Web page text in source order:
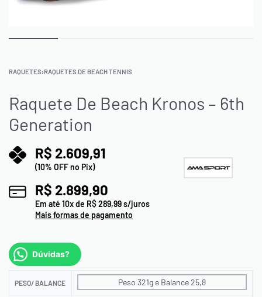
RAQUETES›RAQUETES DE BEACH TENNIS
Raquete De Beach Kronos – 6th
Generation
R$ 2.609,91
(10% OFF no Pix)
R$ 2.899,90
Em até 10x de R$289,99s/juros
Mais formas de pagamento
Dúvidas?
PESO/ BALANCE Peso 321g e Balance 25,8